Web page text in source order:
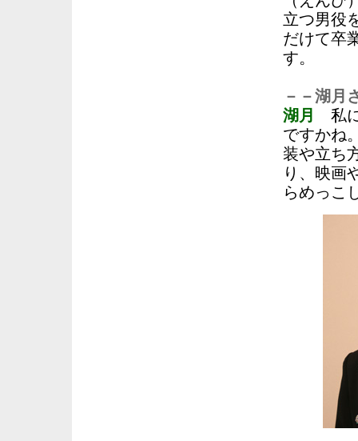
立つ男役
だけて卒
す。
－－湖月
湖月
私
ですかね
装や立ち
り、映画
らめっこ